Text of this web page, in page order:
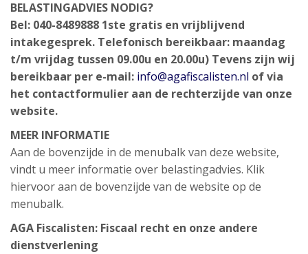
BELASTINGADVIES NODIG?
Bel: 040-8489888 1ste gratis en vrijblijvend
intakegesprek. Telefonisch bereikbaar: maandag
t/m vrijdag tussen 09.00u en 20.00u) Tevens zijn wij
bereikbaar per e-mail: info@agafiscalisten.nl of via
het contactformulier aan de rechterzijde van onze
website.
MEER INFORMATIE
Aan de bovenzijde in de menubalk van deze website,
vindt u meer informatie over belastingadvies. Klik
hiervoor aan de bovenzijde van de website op de
menubalk.
AGA Fiscalisten: Fiscaal recht en onze andere
dienstverlening